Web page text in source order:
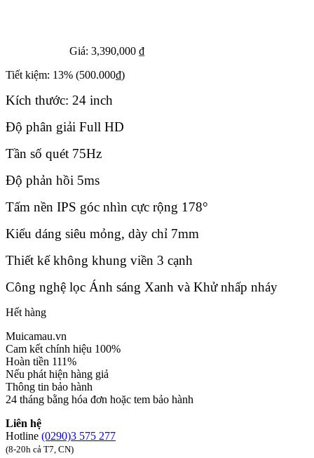
Giá: 3,390,000 ₫
Tiết kiệm: 13% (500.000₫)
Kích thước: 24 inch
Độ phân giải Full HD
Tần số quét 75Hz
Độ phản hồi 5ms
Tấm nền IPS góc nhìn cực rộng 178°
Kiểu dáng siêu mỏng, dày chỉ 7mm
Thiết kế không khung viền 3 cạnh
Công nghệ lọc Ánh sáng Xanh và Khử nhấp nháy
Hết hàng
Muicamau.vn
Cam kết chính hiệu 100%
Hoàn tiền 111%
Nếu phát hiện hàng giả
Thông tin bảo hành
24 tháng bằng hóa đơn hoặc tem bảo hành
Liên hệ
Hotline (0290)3 575 277
(8-20h cả T7, CN)